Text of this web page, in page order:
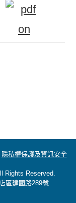
隱私權保護及資訊安全
Rights Reserved.
區建國路289號